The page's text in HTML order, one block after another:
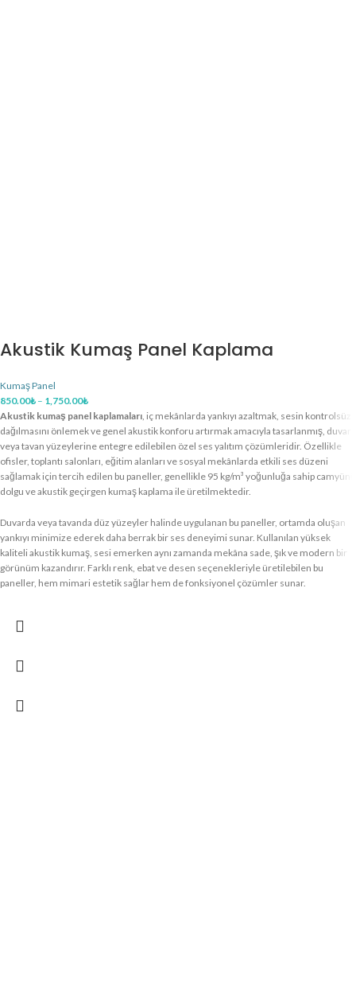
Akustik Kumaş Panel Kaplama
Kumaş Panel
850.00₺ – 1,750.00₺
Akustik kumaş panel kaplamaları, iç mekânlarda yankıyı azaltmak, sesin kontrolsüz
dağılmasını önlemek ve genel akustik konforu artırmak amacıyla tasarlanmış, duvar
veya tavan yüzeylerine entegre edilebilen özel ses yalıtım çözümleridir. Özellikle
ofisler, toplantı salonları, eğitim alanları ve sosyal mekânlarda etkili ses düzeni
sağlamak için tercih edilen bu paneller, genellikle 95 kg/m³ yoğunluğa sahip camyünü
dolgu ve akustik geçirgen kumaş kaplama ile üretilmektedir.
Duvarda veya tavanda düz yüzeyler halinde uygulanan bu paneller, ortamda oluşan
yankıyı minimize ederek daha berrak bir ses deneyimi sunar. Kullanılan yüksek
kaliteli akustik kumaş, sesi emerken aynı zamanda mekâna sade, şık ve modern bir
görünüm kazandırır. Farklı renk, ebat ve desen seçenekleriyle üretilebilen bu
paneller, hem mimari estetik sağlar hem de fonksiyonel çözümler sunar.